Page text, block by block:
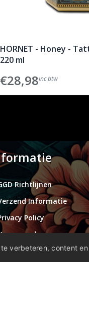
HORNET - Honey -
220 ml
€28,98inc btw
Richtlijnen
Informatie
Policy
verbeteren, content